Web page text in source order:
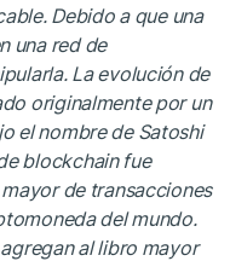
Debido a que una
una red de
La evolución de
originalmente por un
el nombre de Satoshi
blockchain fue
de transacciones
del mundo.
al libro mayor